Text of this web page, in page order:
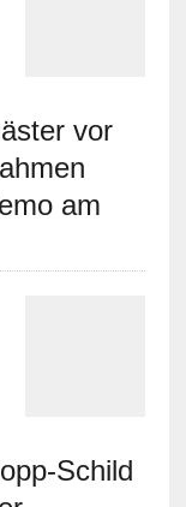
vor
am
Schild